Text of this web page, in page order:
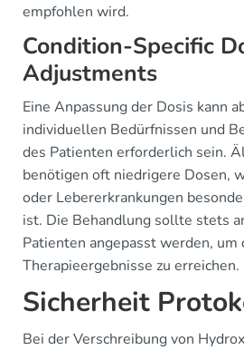
empfohlen wird.
Condition-Specific
Adjustments
Eine Anpassung der Dosis kann
individuellen Bedürfnissen und
des Patienten erforderlich sein.
benötigen oft niedrigere Dosen,
oder Lebererkrankungen
ist. Die Behandlung sollte stets
Patienten angepasst werden,
Therapieergebnisse zu erreichen.
Sicherheit
Bei der Verschreibung von